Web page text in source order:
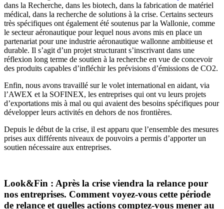
dans la Recherche, dans les biotech, dans la fabrication de matériel
médical, dans la recherche de solutions à la crise. Certains secteurs
très spécifiques ont également été soutenus par la Wallonie, comme
le secteur aéronautique pour lequel nous avons mis en place un
partenariat pour une industrie aéronautique wallonne ambitieuse et
durable. Il s’agit d’un projet structurant s’inscrivant dans une
réflexion long terme de soutien à la recherche en vue de concevoir
des produits capables d’infléchir les prévisions d’émissions de CO2.
Enfin, nous avons travaillé sur le volet international en aidant, via
l’AWEX et la SOFINEX, les entreprises qui ont vu leurs projets
d’exportations mis à mal ou qui avaient des besoins spécifiques pour
développer leurs activités en dehors de nos frontières.
Depuis le début de la crise, il est apparu que l’ensemble des mesures
prises aux différents niveaux de pouvoirs a permis d’apporter un
soutien nécessaire aux entreprises.
Look&Fin : Après la crise viendra la relance pour
nos entreprises. Comment voyez-vous cette période
de relance et quelles actions comptez-vous mener au